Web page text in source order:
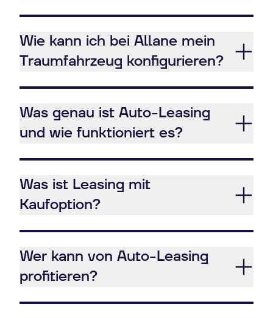
Wie kann ich bei Allane mein
Traumfahrzeug konfigurieren?
Was genau ist Auto-Leasing
und wie funktioniert es?
Was ist Leasing mit
Kaufoption?
Wer kann von Auto-Leasing
profitieren?